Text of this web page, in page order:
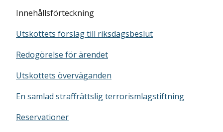
Innehållsförteckning
Utskottets förslag till riksdagsbeslut
Redogörelse för ärendet
Utskottets överväganden
En samlad straffrättslig terrorismlagstiftning
Reservationer